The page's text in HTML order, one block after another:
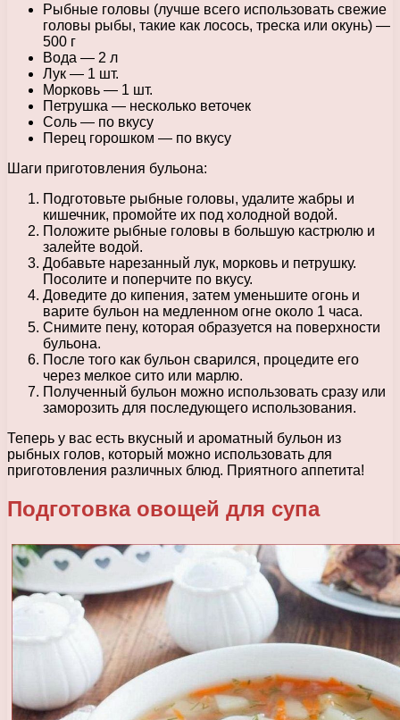
Рыбные головы (лучше всего использовать свежие
головы рыбы, такие как лосось, треска или окунь) —
500 г
Вода — 2 л
Лук — 1 шт.
Морковь — 1 шт.
Петрушка — несколько веточек
Соль — по вкусу
Перец горошком — по вкусу
Шаги приготовления бульона:
Подготовьте рыбные головы, удалите жабры и
кишечник, промойте их под холодной водой.
Положите рыбные головы в большую кастрюлю и
залейте водой.
Добавьте нарезанный лук, морковь и петрушку.
Посолите и поперчите по вкусу.
Доведите до кипения, затем уменьшите огонь и
варите бульон на медленном огне около 1 часа.
Снимите пену, которая образуется на поверхности
бульона.
После того как бульон сварился, процедите его
через мелкое сито или марлю.
Полученный бульон можно использовать сразу или
заморозить для последующего использования.
Теперь у вас есть вкусный и ароматный бульон из
рыбных голов, который можно использовать для
приготовления различных блюд. Приятного аппетита!
Подготовка овощей для супа